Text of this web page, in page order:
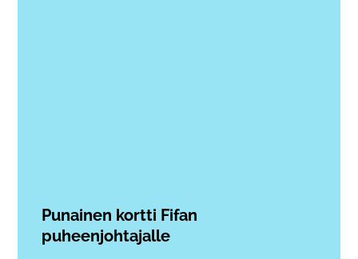
Punainen kortti Fifan
puheenjohtajalle